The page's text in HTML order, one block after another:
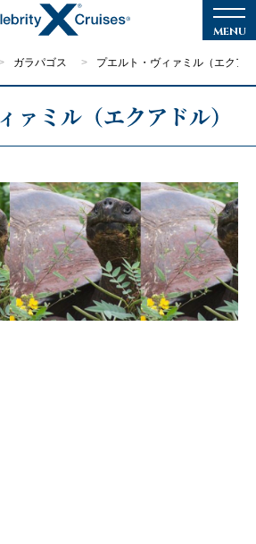
集
方
ガラパゴス プエルト・ヴィァミル（エクア
ァミル（エクアドル）